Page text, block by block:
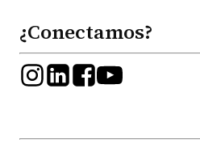
¿Conectamos?